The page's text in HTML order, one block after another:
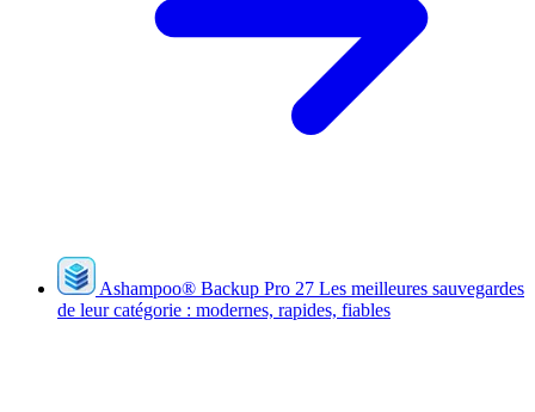
Ashampoo® Backup Pro 27 Les meilleures sauvegardes
de leur catégorie : modernes, rapides, fiables